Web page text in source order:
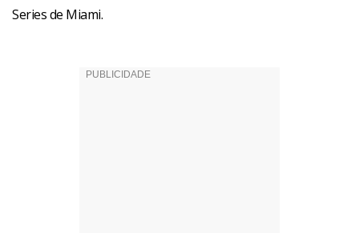
Series de Miami.